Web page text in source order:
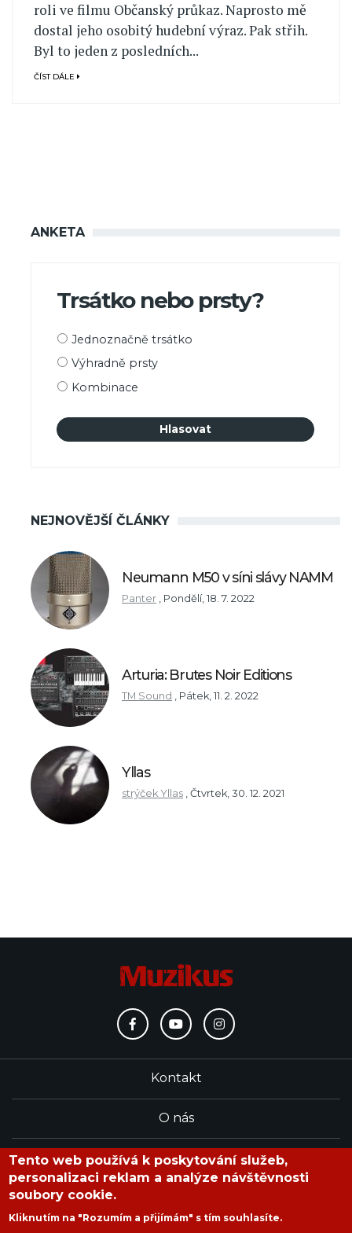
roli ve filmu Občanský průkaz. Naprosto mě
dostal jeho osobitý hudební výraz. Pak střih.
Byl to jeden z posledních...
ČÍST DÁLE
ANKETA
Trsátko nebo prsty?
Možnosti
Jednoznačně trsátko
Výhradně prsty
Kombinace
NEJNOVĚJŠÍ ČLÁNKY
Neumann M50 v síni slávy NAMM
Panter , Pondělí, 18. 7. 2022
Arturia: Brutes Noir Editions
TM Sound , Pátek, 11. 2. 2022
Yllas
strýček Yllas , Čtvrtek, 30. 12. 2021
Kontakt
O nás
Redakce
Tento web používá k poskytování služeb,
personalizaci reklam a analýze návštěvnosti
soubory cookie.
Kliknutím na "Rozumím a přijímám" s tím souhlasíte.